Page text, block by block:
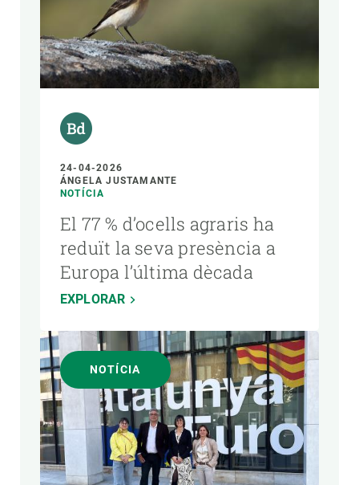
24-04-2026
ÁNGELA JUSTAMANTE
NOTÍCIA
El 77 % d’ocells agraris ha
reduït la seva presència a
Europa l’última dècada
EXPLORAR
NOTÍCIA